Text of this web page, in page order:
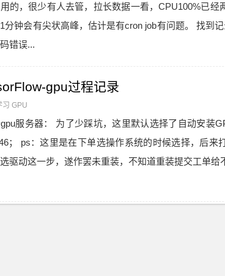
的，很少有人去管，拉长数据一看，CPU100%已经
分钟会有尖状高峰，估计是有cron job有问题。 找到
错误...
gpu过程记录
习 GPU
服务器： 为了少踩坑，这里默认选择了自动安装
； ps：这里是在下单选操作系统的时候选择，后来
驱动这一步，遂作罢未重装，不知道重装提交工单给